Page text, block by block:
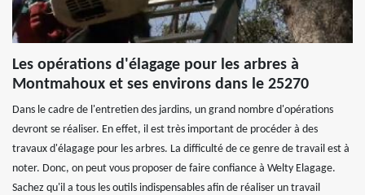
Les opérations d'élagage pour les arbres à
Montmahoux et ses environs dans le 25270
Dans le cadre de l'entretien des jardins, un grand nombre d'opérations
devront se réaliser. En effet, il est très important de procéder à des
travaux d'élagage pour les arbres. La difficulté de ce genre de travail est à
noter. Donc, on peut vous proposer de faire confiance à Welty Elagage.
Sachez qu'il a tous les outils indispensables afin de réaliser un travail